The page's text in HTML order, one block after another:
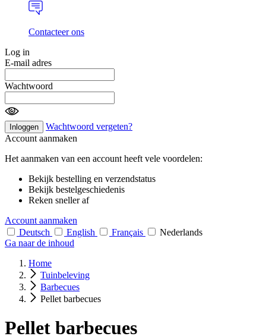
Contacteer ons
Log in
E-mail adres
Wachtwoord
Inloggen
Wachtwoord vergeten?
Account aanmaken
Het aanmaken van een account heeft vele voordelen:
Bekijk bestelling en verzendstatus
Bekijk bestelgeschiedenis
Reken sneller af
Account aanmaken
Deutsch
English Français
Nederlands
Ga naar de inhoud
Home
Tuinbeleving
Barbecues
Pellet barbecues
Pellet barbecues